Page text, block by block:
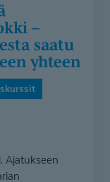
–
saatu
yhteen
Ajatukseen